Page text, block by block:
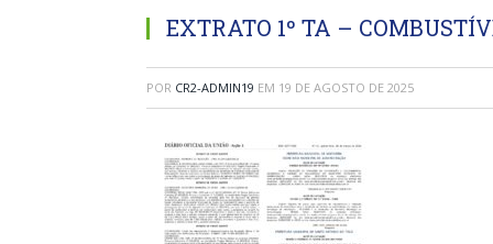
EXTRATO 1º TA –
POR CR2-ADMIN19 EM 19 DE AGOSTO DE 2025